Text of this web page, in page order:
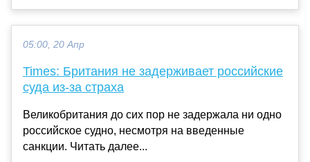
05:00, 20 Апр
Times: Британия не задерживает российские
суда из-за страха
Великобритания до сих пор не задержала ни одно
российское судно, несмотря на введенные
санкции. Читать далее...